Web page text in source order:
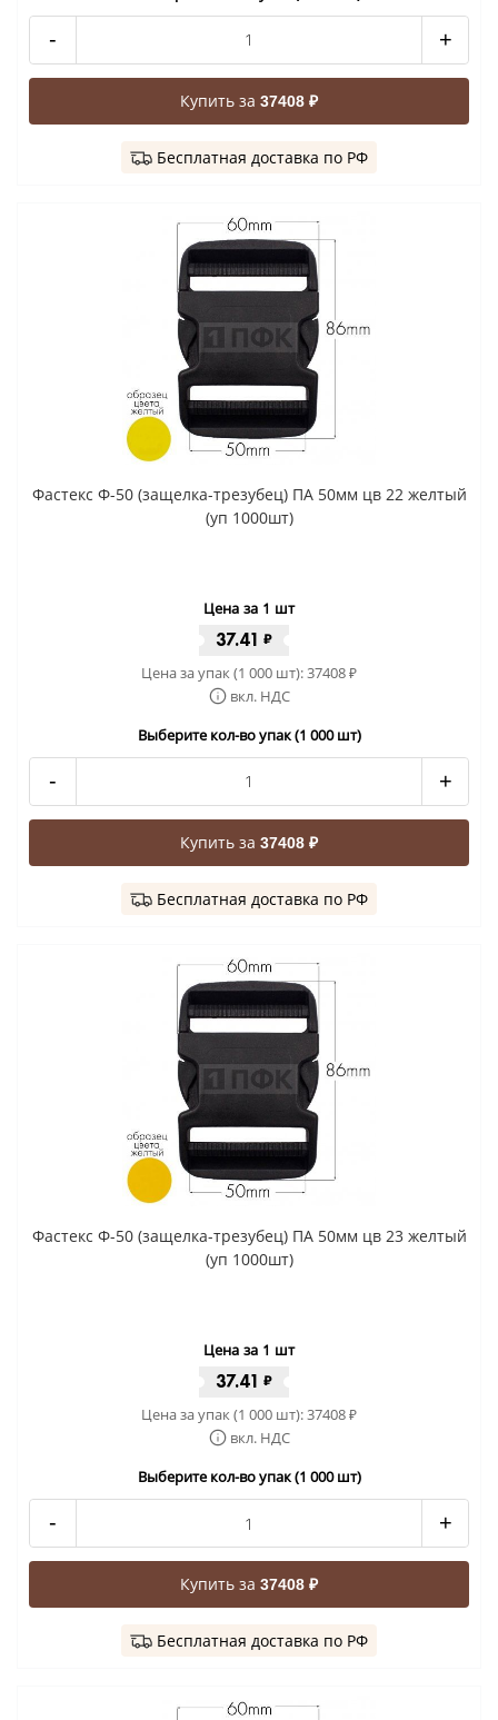
- +
Купить за 37408 ₽
Бесплатная доставка по РФ
Фастекс Ф-50 (защелка-трезубец) ПА 50мм цв 22 желтый
(уп 1000шт)
Цена за 1 шт
37.41 ₽
Цена за упак (1 000 шт):37408₽
вкл. НДС
Выберите кол-во упак (1 000 шт)
- +
Купить за 37408 ₽
Бесплатная доставка по РФ
Фастекс Ф-50 (защелка-трезубец) ПА 50мм цв 23 желтый
(уп 1000шт)
Цена за 1 шт
37.41 ₽
Цена за упак (1 000 шт):37408₽
вкл. НДС
Выберите кол-во упак (1 000 шт)
- +
Купить за 37408 ₽
Бесплатная доставка по РФ